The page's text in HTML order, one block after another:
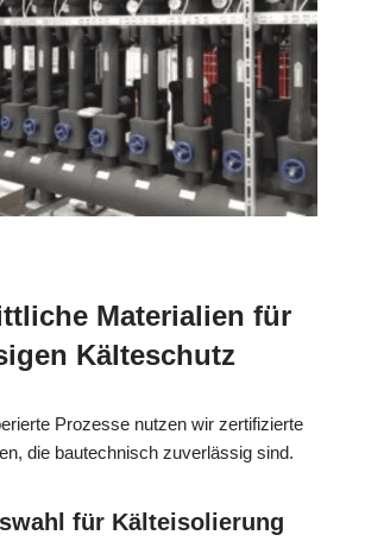
Materialien für
Kälteschutz
Prozesse nutzen wir zertifizierte
die bautechnisch zuverlässig sind.
für Kälteisolierung